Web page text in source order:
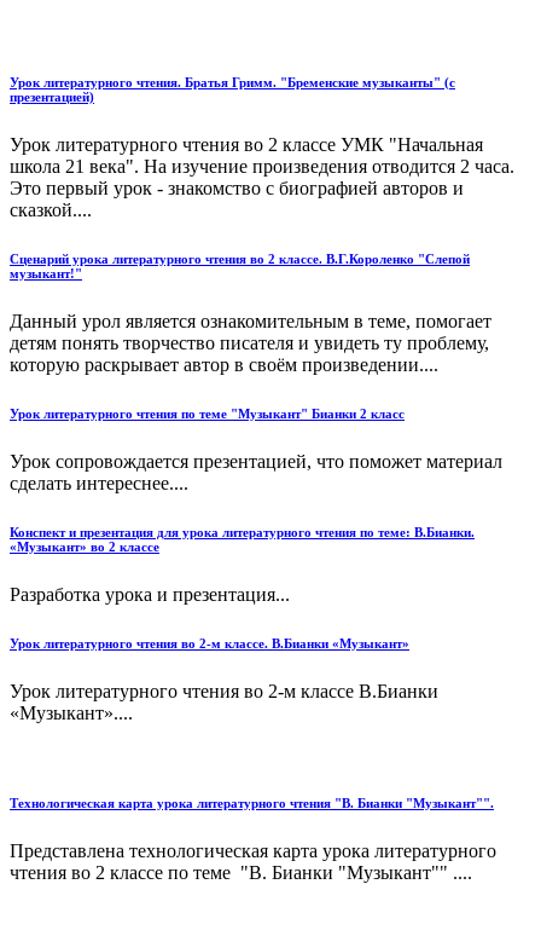
Урок литературного чтения. Братья Гримм. "Бременские музыканты" (с
презентацией)
Урок литературного чтения во 2 классе УМК "Начальная
школа 21 века". На изучение произведения отводится 2 часа.
Это первый урок - знакомство с биографией авторов и
сказкой....
Сценарий урока литературного чтения во 2 классе. В.Г.Короленко "Слепой
музыкант!"
Данный урол является ознакомительным в теме, помогает
детям понять творчество писателя и увидеть ту проблему,
которую раскрывает автор в своём произведении....
Урок литературного чтения по теме "Музыкант" Бианки 2 класс
Урок сопровождается презентацией, что поможет материал
сделать интереснее....
Конспект и презентация для урока литературного чтения по теме: В.Бианки.
«Музыкант» во 2 классе
Разработка урока и презентация...
Урок литературного чтения во 2-м классе. В.Бианки «Музыкант»
Урок литературного чтения во 2-м классе В.Бианки
«Музыкант»....
Технологическая карта урока литературного чтения "В. Бианки "Музыкант"".
Представлена технологическая карта урока литературного
чтения во 2 классе по теме "В. Бианки "Музыкант"" ....